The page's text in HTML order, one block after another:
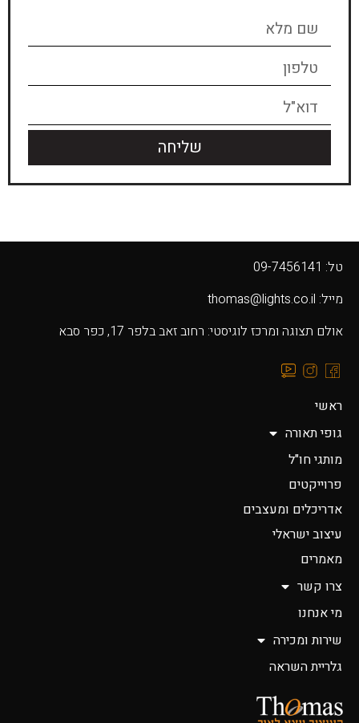
שליחה
טל: 09-7456141
מייל: thomas@lights.co.il‬
אולם תצוגה ומרכז לוגיסטי: רחוב זאב בלפר 17, כפר סבא
ראשי
גופי תאורה
מותגי חו"ל
פרוייקטים
אדריכלים ומעצבים
עיצוב ישראלי
מאמרים
צרו קשר
מי אנחנו
שירות ומכירה
גלריית השראה